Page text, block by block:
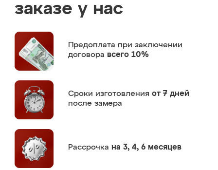
заказе у нас
Предоплата при заключении
договора всего 10%
Сроки изготовления от 7 дней
после замера
Рассрочка на 3, 4, 6 месяцев